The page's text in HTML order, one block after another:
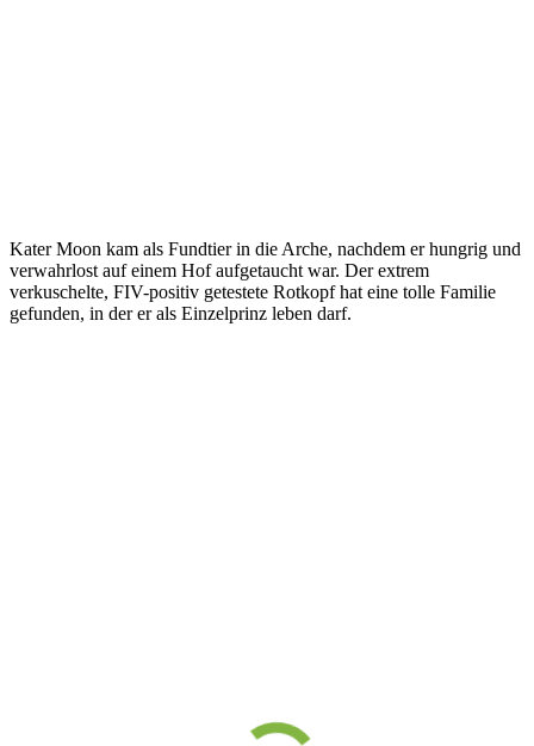
Kater Moon kam als Fundtier in die Arche, nachdem er hungrig und
verwahrlost auf einem Hof aufgetaucht war. Der extrem
verkuschelte, FIV-positiv getestete Rotkopf hat eine tolle Familie
gefunden, in der er als Einzelprinz leben darf.